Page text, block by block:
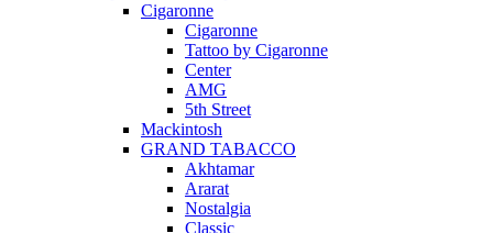
Cigaronne
Cigaronne
Tattoo by Cigaronne
Center
AMG
5th Street
Mackintosh
GRAND TABACCO
Akhtamar
Ararat
Nostalgia
Classic